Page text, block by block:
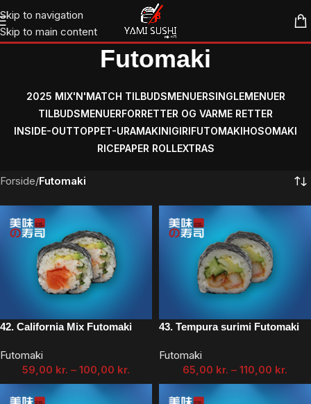
Skip to navigation
Skip to main content
Futomaki
2025 MIX'N'MATCH TILBUDSMENUERSINGLEMENUER
TILBUDSMENUERFORRETTER OG VARME RETTER
INSIDE-OUTTOPPET-URAMAKINIGIRIFUTOMAKIHOSOMAKI
RICEPAPER ROLLEXTRAS
Forside/Futomaki
42. California Mix Futomaki
Futomaki
59,00 kr. – 100,00 kr.
43. Tempura surimi Futomaki
Futomaki
65,00 kr. – 110,00 kr.